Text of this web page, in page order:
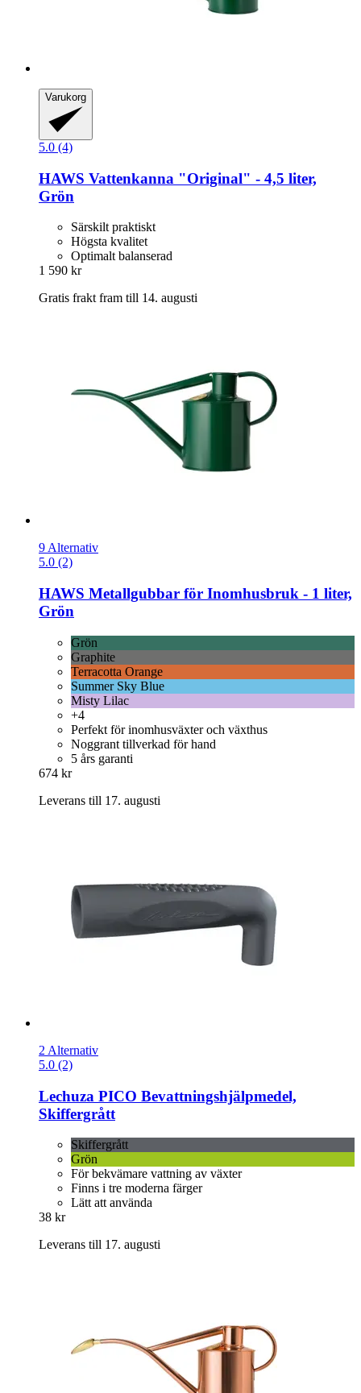
Varukorg
5.0 (4)
HAWS Vattenkanna "Original" -​ 4,5 liter,
Grön
Särskilt praktiskt
Högsta kvalitet
Optimalt balanserad
1 590 kr
Gratis frakt fram till 14. augusti
9 Alternativ
5.0 (2)
HAWS Metallgubbar för Inomhusbruk -​ 1 liter,
Grön
Grön
Graphite
Terracotta Orange
Summer Sky Blue
Misty Lilac
+4
Perfekt för inomhusväxter och växthus
Noggrant tillverkad för hand
5 års garanti
674 kr
Leverans till 17. augusti
2 Alternativ
5.0 (2)
Lechuza PICO Bevattningshjälpmedel,
Skiffergrått
Skiffergrått
Grön
För bekvämare vattning av växter
Finns i tre moderna färger
Lätt att använda
38 kr
Leverans till 17. augusti